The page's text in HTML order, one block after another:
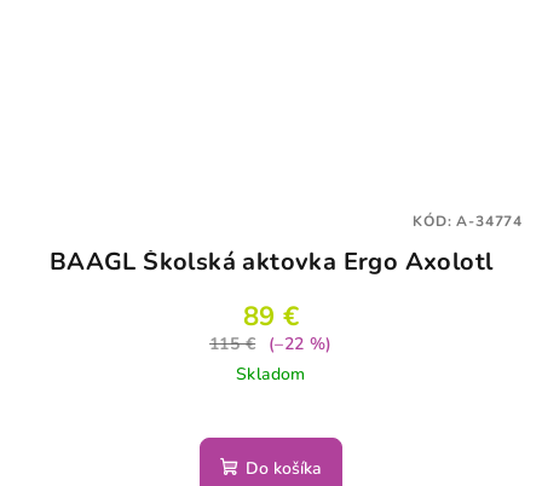
BAAGL Školská aktovka Ergo Axolotl
89 €
115 €
(–22 %)
Skladom
Do košíka
KÓD:A-34774